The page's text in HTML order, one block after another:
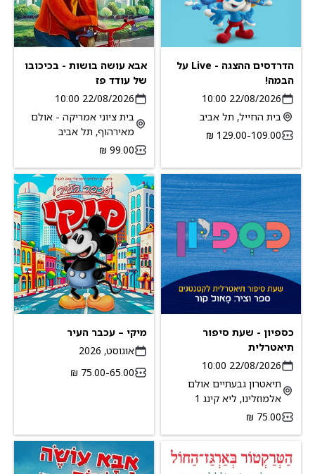
הדרדסים ההצגה - Live על
הבמה!
22/08/2026 10:00
בית החייל, תל אביב
109.00-‏129.00 ‏₪
אבא עושה בושות - בכיכובו
של עודד פז
22/08/2026 10:00
בית ציוני אמריקה - אולם
מאירהוף, תל אביב
כספיון - שעת סיפור
תיאטרלית
22/08/2026 10:00
תיאטרון גבעתיים אולם
אלמוזלינו, ליא קינג 1
מיקי – עכבר העיר
אוגוסט, 2026
65.00-‏75.00 ‏₪